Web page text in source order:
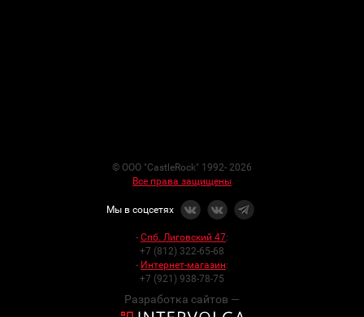
© ООО "CastleRock" 1992- 2026
Все права защищены
Мы в соцсетях
- Спб. Лиговский 47:
+7 (812) 322-65-68
- Интернет-магазин:
+7 (921) 938-78-75
Разработка сайтов —